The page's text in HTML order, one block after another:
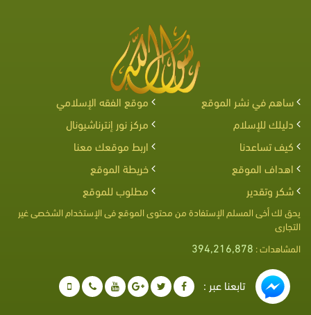
ساهم في نشر الموقع
موقع الفقه الإسلامي
دليلك للإسلام
مركز نور إنترناشيونال
كيف تساعدنا
اربط موقعك معنا
اهداف الموقع
خريطة الموقع
شكر وتقدير
مطلوب للموقع
يحق لك أخى المسلم الإستفادة من محتوى الموقع فى الإستخدام الشخصى غير
التجارى
المشاهدات : 394,216,878
تابعنا عبر :